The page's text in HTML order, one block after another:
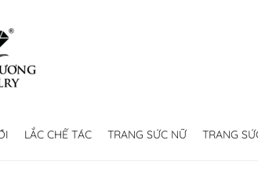
LẮC CHẾ TÁC TRANG SỨC NỮ TRANG